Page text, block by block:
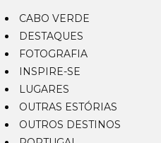
CABO VERDE
DESTAQUES
FOTOGRAFIA
INSPIRE-SE
LUGARES
OUTRAS ESTÓRIAS
OUTROS DESTINOS